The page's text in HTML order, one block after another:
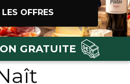
OFFRES
GRATUITE